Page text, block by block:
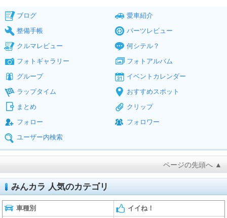
ブログ
愛車紹介
整備手帳
パーツレビュー
クルマレビュー
何シテル？
フォトギャラリー
フォトアルバム
グループ
イベントカレンダー
ラップタイム
おすすめスポット
まとめ
クリップ
フォロー
フォロワー
ユーザー内検索
ページの先頭へ ▲
みんカラ 人気のカテゴリ
車種別 イイね！